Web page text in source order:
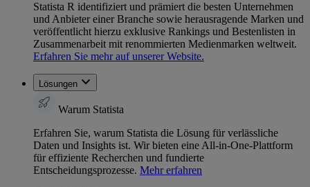
Statista R identifiziert und prämiert die besten Unternehmen
und Anbieter einer Branche sowie herausragende Marken und
veröffentlicht hierzu exklusive Rankings und Bestenlisten in
Zusammenarbeit mit renommierten Medienmarken weltweit.
Erfahren Sie mehr auf unserer Website.
Lösungen
Warum Statista
Erfahren Sie, warum Statista die Lösung für verlässliche
Daten und Insights ist. Wir bieten eine All-in-One-Plattform
für effiziente Recherchen und fundierte
Entscheidungsprozesse. Mehr erfahren